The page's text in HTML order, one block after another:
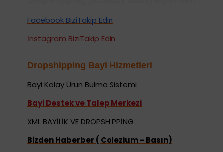
Facebook BiziTakip Edin
İnstagram BiziTakip Edin
Dropshipping Bayi Hizmetleri
Bayi Kolay Ürün Bulma Sistemi
Bayi Destek ve Talep Merkezi
XML BAYİLİK VE DROPSHİPPİNG
Bizden Haberber ( Colezium - Basın)